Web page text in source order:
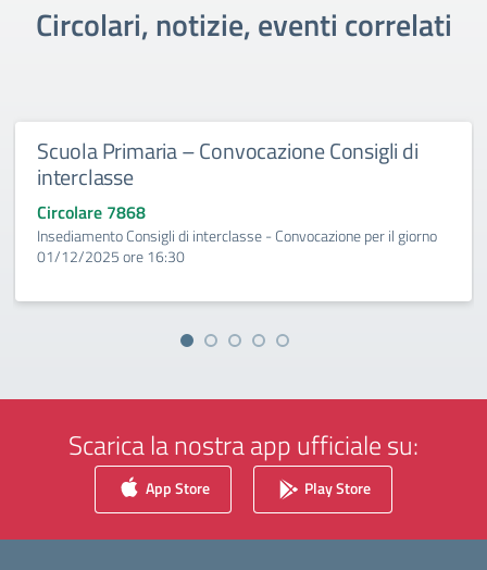
Circolari, notizie, eventi correlati
Scuola Primaria – Convocazione Consigli di
interclasse
Circolare 7868
Insediamento Consigli di interclasse - Convocazione per il giorno
01/12/2025 ore 16:30
Scarica la nostra app ufficiale su:
App Store Play Store